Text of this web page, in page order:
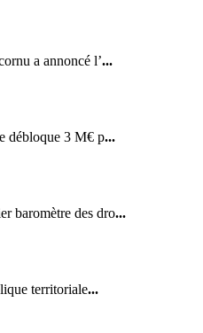
a annoncé l’...
débloque 3 M€ p...
baromètre des dro...
territoriale...